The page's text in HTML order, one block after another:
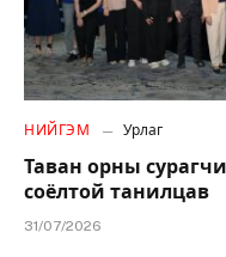
НИЙГЭМ Урлаг
Таван орны
соёлтой танилцав
31/07/2026